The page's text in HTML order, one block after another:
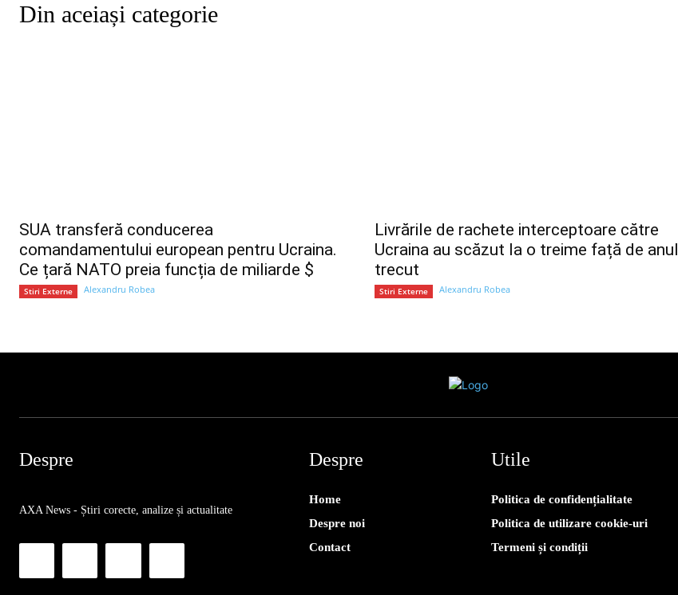
Din aceiași categorie
SUA transferă conducerea
comandamentului european pentru Ucraina.
Ce țară NATO preia funcția de miliarde $
Stiri Externe Alexandru Robea
Livrările de rachete interceptoare către
Ucraina au scăzut la o treime față de anul
trecut
Stiri Externe Alexandru Robea
Despre
AXA News - Știri corecte, analize și actualitate
Despre
Home
Despre noi
Contact
Utile
Politica de confidențialitate
Politica de utilizare cookie-uri
Termeni și condiții